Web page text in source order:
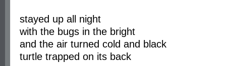
stayed up all night
with the bugs in the bright
and the air turned cold and black
turtle trapped on its back